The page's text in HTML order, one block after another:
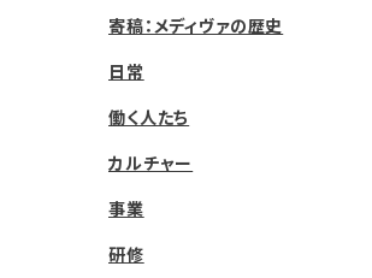
寄稿：メディヴァの歴史
日常
働く人たち
カルチャー
事業
研修